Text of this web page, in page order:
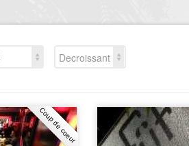
Decroissant
Coup de coeur